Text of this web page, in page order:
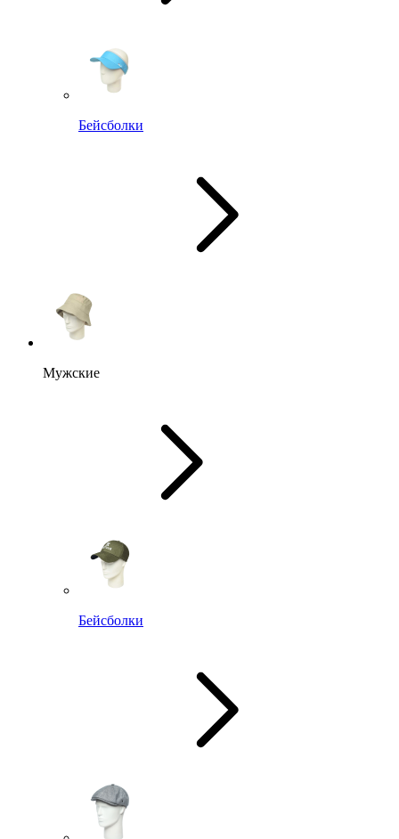
Бейсболки
Мужские
Бейсболки